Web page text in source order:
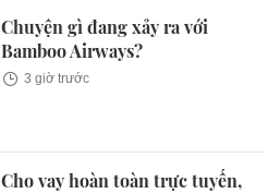
Chuyện gì đang xảy ra với
Bamboo Airways?
3 giờ trước
Cho vay hoàn toàn trực tuyến,